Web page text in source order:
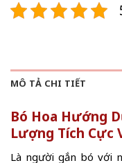
MÔ TẢ CHI TIẾT
Bó Hoa Hướng
Lượng Tích Cực
Là người gắn bó với